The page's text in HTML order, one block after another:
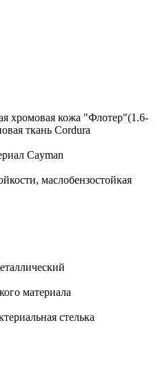
хромовая кожа "Флотер"(1.6-
ткань Cordura
Cayman
маслобензостойкая
материала
стелька